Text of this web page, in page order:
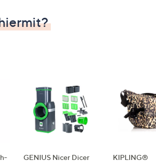
GENIUS Nicer Dicer
KIPLING®